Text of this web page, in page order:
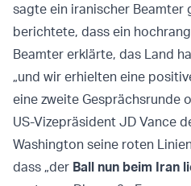
sagte ein iranischer Beamter
berichtete, dass ein
Beamter erklärte, das Land
„und wir erhielten eine
eine zweite Gesprächsrunde
US-Vizepräsident JD Vance
Washington seine roten
dass „der Ball nun beim Iran